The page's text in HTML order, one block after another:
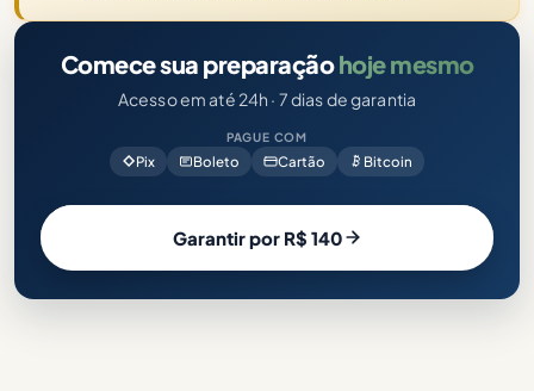
Comece sua preparaçãohoje mesmo
Acesso em até 24h · 7 dias de garantia
PAGUE COM
Pix Boleto Cartão Bitcoin
Garantir por R$ 140